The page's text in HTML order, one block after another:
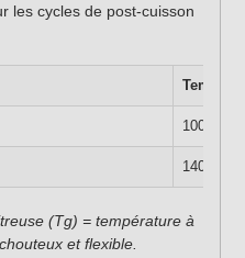
les cycles de post-cuisson
100
140
(Tg) = température à
et flexible.